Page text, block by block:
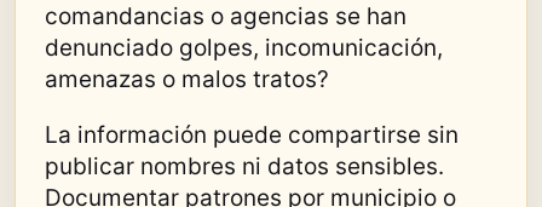
comandancias o agencias se han
denunciado golpes, incomunicación,
amenazas o malos tratos?
La información puede compartirse sin
publicar nombres ni datos sensibles.
Documentar patrones por municipio o